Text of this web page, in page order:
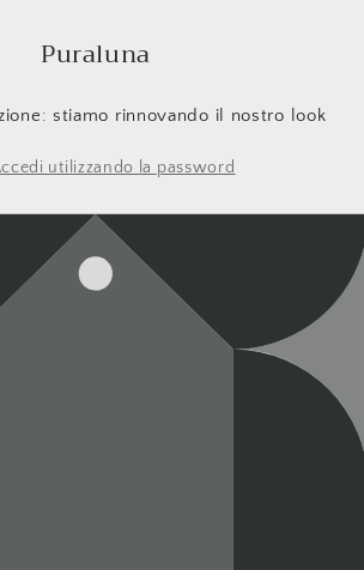
Puraluna
stiamo rinnovando il nostro look
utilizzando la password